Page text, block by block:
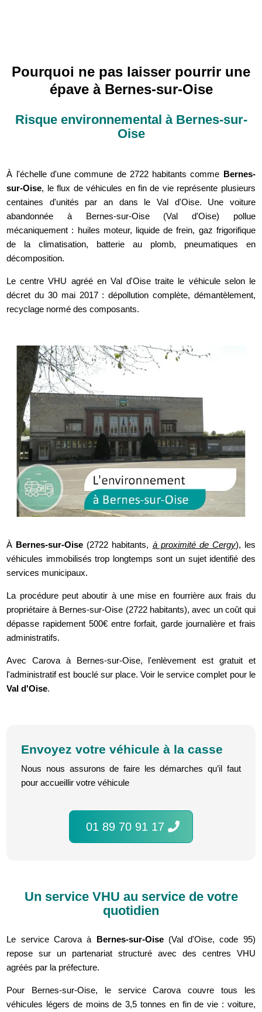
Pourquoi ne pas laisser pourrir une
épave à Bernes-sur-Oise
Risque environnemental à Bernes-sur-
Oise
À l'échelle d'une commune de 2722 habitants comme Bernes-
sur-Oise, le flux de véhicules en fin de vie représente plusieurs
centaines d'unités par an dans le Val d'Oise. Une voiture
abandonnée à Bernes-sur-Oise (Val d'Oise) pollue
mécaniquement : huiles moteur, liquide de frein, gaz frigorifique
de la climatisation, batterie au plomb, pneumatiques en
décomposition.
Le centre VHU agréé en Val d'Oise traite le véhicule selon le
décret du 30 mai 2017 : dépollution complète, démantèlement,
recyclage normé des composants.
À Bernes-sur-Oise (2722 habitants, à proximité de Cergy), les
véhicules immobilisés trop longtemps sont un sujet identifié des
services municipaux.
La procédure peut aboutir à une mise en fourrière aux frais du
propriétaire à Bernes-sur-Oise (2722 habitants), avec un coût qui
dépasse rapidement 500€ entre forfait, garde journalière et frais
administratifs.
Avec Carova à Bernes-sur-Oise, l'enlèvement est gratuit et
l'administratif est bouclé sur place. Voir le service complet pour le
Val d'Oise.
Envoyez votre véhicule à la casse
Nous nous assurons de faire les démarches qu’il faut
pour accueillir votre véhicule
01 89 70 91 17
Un service VHU au service de votre
quotidien
Le service Carova à Bernes-sur-Oise(Val d'Oise, code 95)
repose sur un partenariat structuré avec des centres VHU
agréés par la préfecture.
Pour Bernes-sur-Oise, le service Carova couvre tous les
véhicules légers de moins de 3,5 tonnes en fin de vie : voiture,